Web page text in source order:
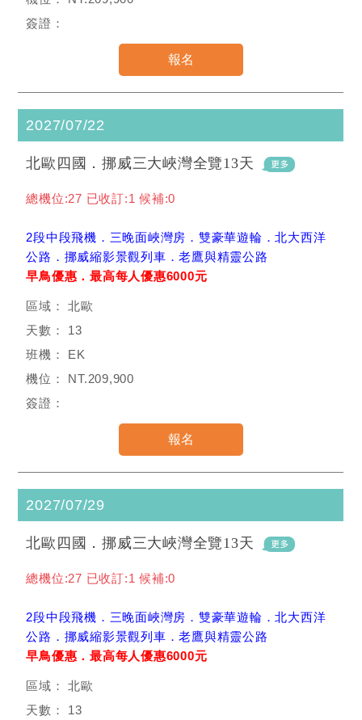
2027/07/22
北歐四國．挪威三大峽灣全覽13天
總機位:27 已收訂:1 候補:0
2段中段飛機．三晚面峽灣房．雙豪華遊輪．北大西洋
公路．挪威縮影景觀列車．老鷹與精靈公路
早鳥優惠．最高每人優惠6000元
北歐
13
EK
NT.209,900
2027/07/29
北歐四國．挪威三大峽灣全覽13天
總機位:27 已收訂:1 候補:0
2段中段飛機．三晚面峽灣房．雙豪華遊輪．北大西洋
公路．挪威縮影景觀列車．老鷹與精靈公路
早鳥優惠．最高每人優惠6000元
北歐
13